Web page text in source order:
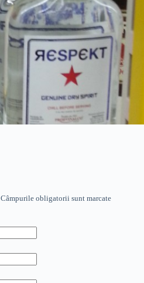
Câmpurile obligatorii sunt marcate